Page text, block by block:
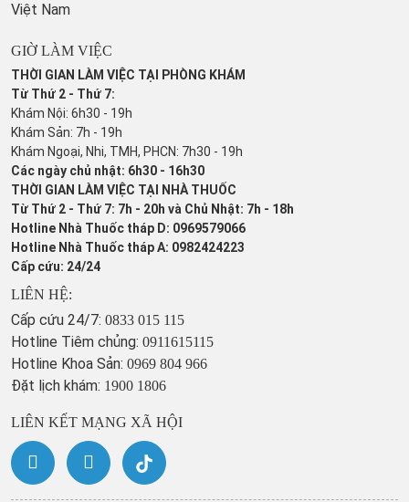
Việt Nam
GIỜ LÀM VIỆC
THỜI GIAN LÀM VIỆC TẠI PHÒNG KHÁM
Từ Thứ 2 - Thứ 7:
Khám Nội: 6h30 - 19h
Khám Sản: 7h - 19h
Khám Ngoại, Nhi, TMH, PHCN: 7h30 - 19h
Các ngày chủ nhật: 6h30 - 16h30
THỜI GIAN LÀM VIỆC TẠI NHÀ THUỐC
Từ Thứ 2 - Thứ 7: 7h - 20h và Chủ Nhật: 7h - 18h
Hotline Nhà Thuốc tháp D: 0969579066
Hotline Nhà Thuốc tháp A: 0982424223
Cấp cứu: 24/24
LIÊN HỆ:
Cấp cứu 24/7: 0833 015 115
Hotline Tiêm chủng: 0911615115
Hotline Khoa Sản: 0969 804 966
Đặt lịch khám: 1900 1806
LIÊN KẾT MẠNG XÃ HỘI